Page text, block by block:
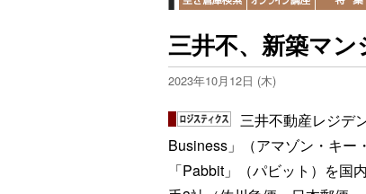
三井不、新築マ
2023年10月12日 (木)
三井不動産レジデ
Business」（アマゾン・キー
「Pabbit」（パビット）を国